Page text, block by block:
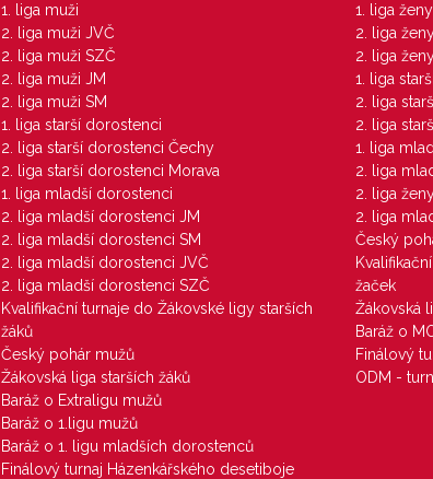
1. liga muži
2. liga muži JVČ
2. liga muži SZČ
2. liga muži JM
2. liga muži SM
1. liga starší dorostenci
2. liga starší dorostenci Čechy
2. liga starší dorostenci Morava
1. liga mladší dorostenci
2. liga mladší dorostenci JM
2. liga mladší dorostenci SM
2. liga mladší dorostenci JVČ
2. liga mladší dorostenci SZČ
Kvalifikační turnaje do Žákovské ligy starších
žáků
Český pohár mužů
Žákovská liga starších žáků
Baráž o Extraligu mužů
Baráž o 1.ligu mužů
Baráž o 1. ligu mladších dorostenců
Finálový turnaj Házenkářského desetiboje
1. liga ženy
2. liga
2. liga
1. liga
2. liga
2. liga
1. liga
2. liga
2. liga
2. liga
Český
žaček
Žákovská
Baráž o
Finálový
ODM -